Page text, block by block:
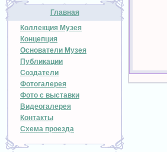
Главная
Коллекция Музея
Концепция
Основатели Музея
Публикации
Создатели
Фотогалерея
Фото с выставки
Видеогалерея
Контакты
Схема проезда